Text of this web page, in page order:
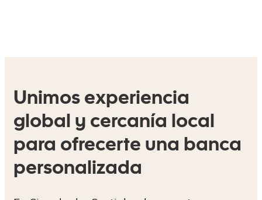
Unimos experiencia
global y cercanía local
para ofrecerte una banca
personalizada